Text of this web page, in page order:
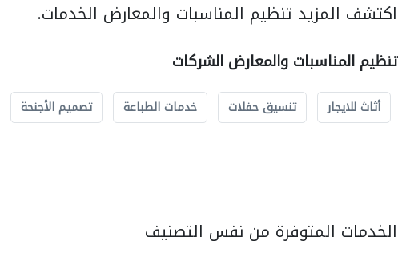
اكتشف المزيد تنظيم المناسبات والمعارض الخدمات.
تنظيم المناسبات والمعارض الشركات
أثاث للايجار تنسيق حفلات خدمات الطباعة تصميم الأجنحة
الخدمات المتوفرة من نفس التصنيف